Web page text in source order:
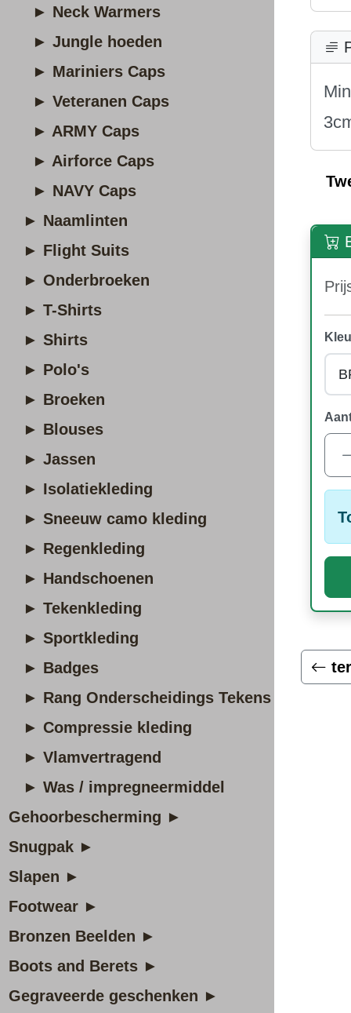
► Neck Warmers
► Jungle hoeden
► Mariniers Caps
► Veteranen Caps
► ARMY Caps
► Airforce Caps
► NAVY Caps
► Naamlinten
► Flight Suits
► Onderbroeken
► T-Shirts
► Shirts
► Polo's
► Broeken
► Blouses
► Jassen
► Isolatiekleding
► Sneeuw camo kleding
► Regenkleding
► Handschoenen
► Tekenkleding
► Sportkleding
► Badges
► Rang Onderscheidings Tekens
► Compressie kleding
► Vlamvertragend
► Was / impregneermiddel
Gehoorbescherming ►
Snugpak ►
Slapen ►
Footwear ►
Bronzen Beelden ►
Boots and Berets ►
Gegraveerde geschenken ►